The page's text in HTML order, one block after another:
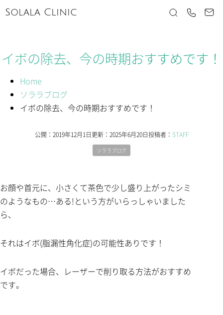
Solala Clinic
Home
ソララブログ
イボの除去、今の時期おすすめです！
イボの除去、今の時期おすすめです！
公開： 2019年12月1日更新： 2025年6月20日投稿者： STAFF
ソララブログ
お顔や首元に、小さくて茶色で少し盛り上がったシミ
のようなもの…ある!という方がいらっしゃいました
ら、
それはイボ(脂漏性角化症)の可能性ありです！
イボだった場合、レーザーで削り取る方法がおすすめ
です。